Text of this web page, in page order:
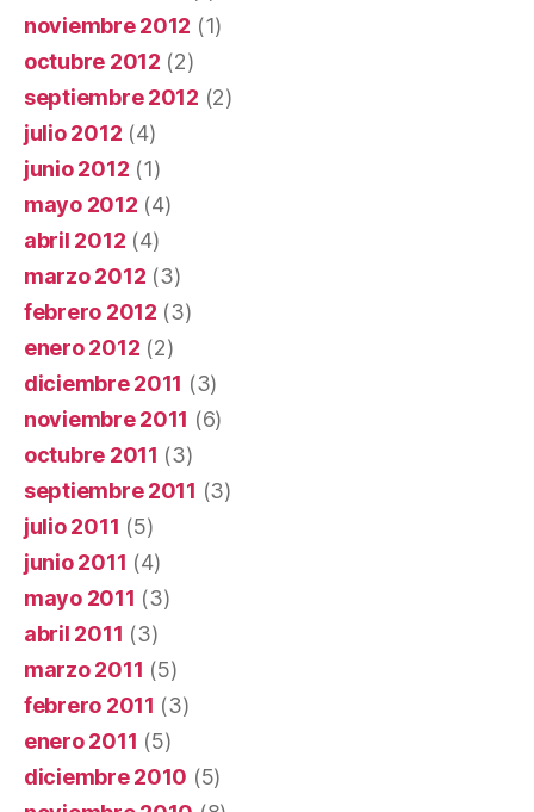
noviembre 2012 (1)
octubre 2012 (2)
septiembre 2012 (2)
julio 2012 (4)
junio 2012 (1)
mayo 2012 (4)
abril 2012 (4)
marzo 2012 (3)
febrero 2012 (3)
enero 2012 (2)
diciembre 2011 (3)
noviembre 2011 (6)
octubre 2011 (3)
septiembre 2011 (3)
julio 2011 (5)
junio 2011 (4)
mayo 2011 (3)
abril 2011 (3)
marzo 2011 (5)
febrero 2011 (3)
enero 2011 (5)
diciembre 2010 (5)